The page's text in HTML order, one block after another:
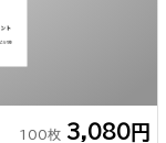
100枚 3,080円